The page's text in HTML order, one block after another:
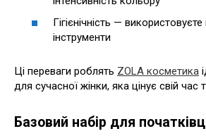
Гігієнічність — використовуєте
інструменти
Ці переваги роблять ZOLA косметика
для сучасної жінки, яка цінує свій час
Базовий набір для